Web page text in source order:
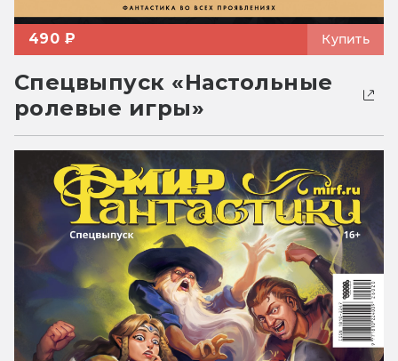
490 ₽ Купить
Спецвыпуск «Настольные
ролевые игры»